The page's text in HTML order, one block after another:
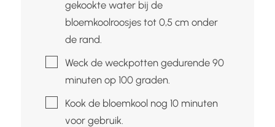
gekookte water bij de
bloemkoolroosjes tot 0,5 cm onder
de rand.
▢Weck de weckpotten gedurende 90
minuten op 100 graden.
▢Kook de bloemkool nog 10 minuten
voor gebruik.